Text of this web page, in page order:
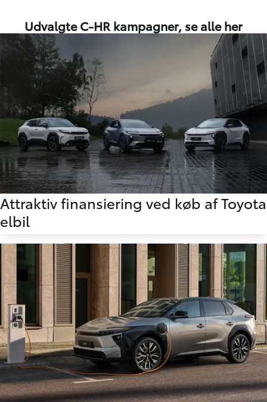
Udvalgte C-HR kampagner, se alle her
Attraktiv finansiering ved køb af Toyota
elbil